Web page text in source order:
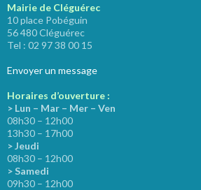
Mairie de Cléguérec
10 place Pobéguin
56 480 Cléguérec
Tel : 02 97 38 00 15
Envoyer un message
Horaires d’ouverture :
> Lun – Mar – Mer – Ven
08h30 – 12h00
13h30 – 17h00
> Jeudi
08h30 – 12h00
> Samedi
09h30 – 12h00